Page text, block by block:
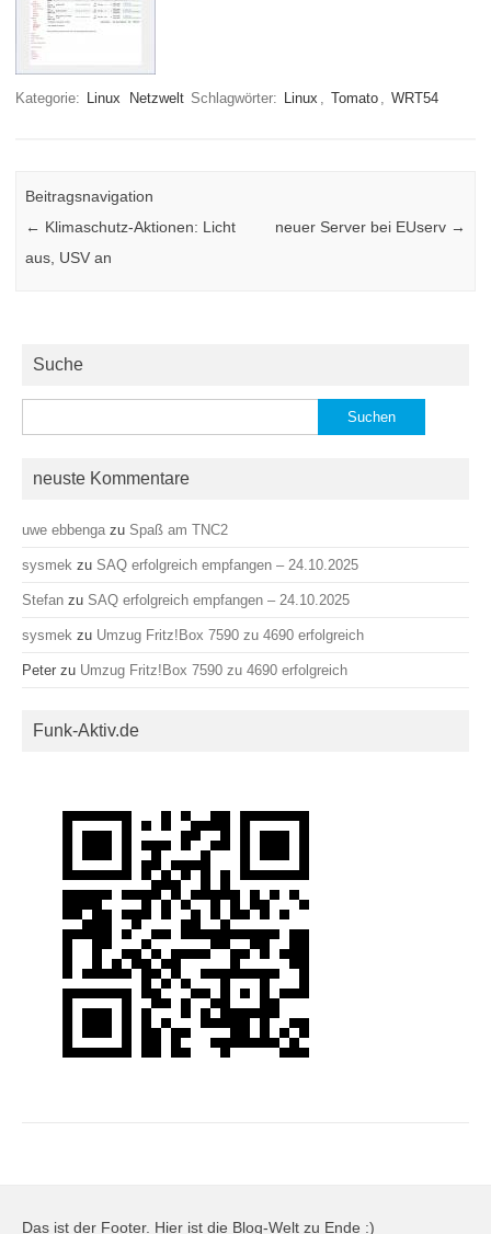
Kategorie: Linux Netzwelt Schlagwörter: Linux , Tomato , WRT54
Beitragsnavigation
← Klimaschutz-Aktionen: Licht
aus, USV an
neuer Server bei EUserv →
Suche
nach:
neuste Kommentare
uwe ebbenga zu Spaß am TNC2
sysmek zu SAQ erfolgreich empfangen – 24.10.2025
Stefan zu SAQ erfolgreich empfangen – 24.10.2025
sysmek zu Umzug Fritz!Box 7590 zu 4690 erfolgreich
Peter zu Umzug Fritz!Box 7590 zu 4690 erfolgreich
Funk-Aktiv.de
Das ist der Footer. Hier ist die Blog-Welt zu Ende :)